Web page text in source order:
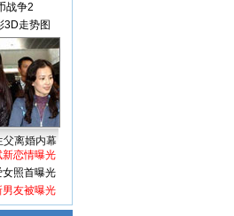
战争2
3D走势图
父离婚内幕
新恋情曝光
女照首曝光
男友被曝光